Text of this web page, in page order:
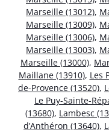
Marseille (13012),
Marseille (13009),
Marseille (13006),
Marseille (13003),
Marseille (13000),
Maillane (13910), Les
de-Provence (13520),
Le Puy-Sainte-
(13680), Lambesc
d’Anthéron (13640),